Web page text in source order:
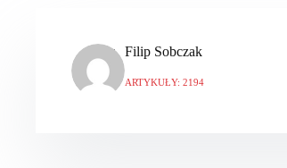
Filip Sobczak
ARTYKUŁY: 2194